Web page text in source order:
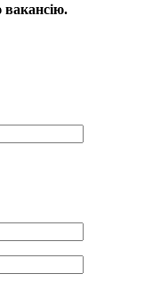
вакансію.